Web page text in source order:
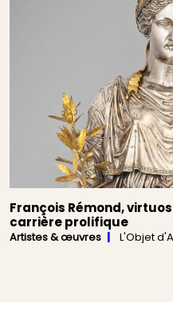
François Rémond,
carrière prolifique
Artistes & œuvres L'Objet